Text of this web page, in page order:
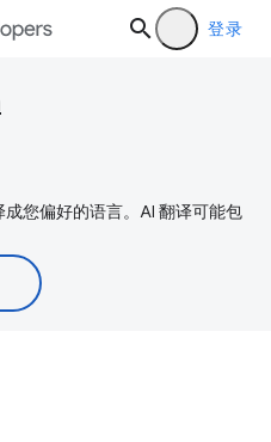
登录
您偏好的语言。AI 翻译可能包